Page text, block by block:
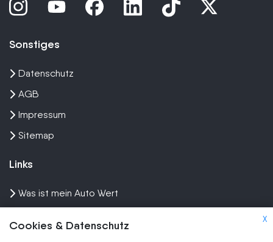
X
Cookies & Datenschutz
Sonstiges
Datenschutz
AGB
Impressum
Sitemap
Links
Was ist mein Auto Wert